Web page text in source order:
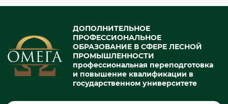
ДОПОЛНИТЕЛЬНОЕ
ПРОФЕССИОНАЛЬНОЕ
ОБРАЗОВАНИЕ В СФЕРЕ ЛЕСНОЙ
ПРОМЫШЛЕННОСТИ
профессиональная переподготовка
и повышение квалификации в
государственном университете